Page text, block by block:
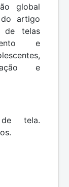
global
artigo
de telas
e
e
tela.